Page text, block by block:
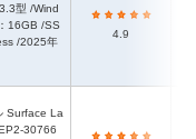
型 /Wind
16GB /SS
/2025年
4.9
30766